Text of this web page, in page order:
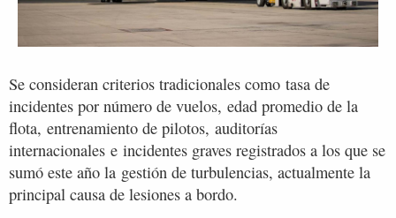
Se consideran criterios tradicionales como tasa de
incidentes por número de vuelos, edad promedio de la
flota, entrenamiento de pilotos, auditorías
internacionales e incidentes graves registrados a los que se
sumó este año la gestión de turbulencias, actualmente la
principal causa de lesiones a bordo.